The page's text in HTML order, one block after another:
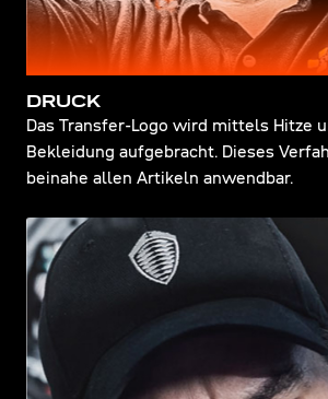
DRUCK
Das Transfer-Logo wird mittels Hitze
Bekleidung aufgebracht. Dieses
beinahe allen Artikeln anwendbar.